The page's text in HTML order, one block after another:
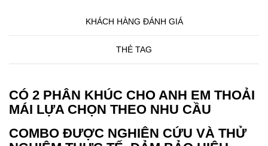
KHÁCH HÀNG ĐÁNH GIÁ
THẺ TAG
CÓ 2 PHÂN KHÚC CHO ANH EM THOẢI
MÁI LỰA CHỌN THEO NHU CẦU
COMBO ĐƯỢC NGHIÊN CỨU VÀ THỬ